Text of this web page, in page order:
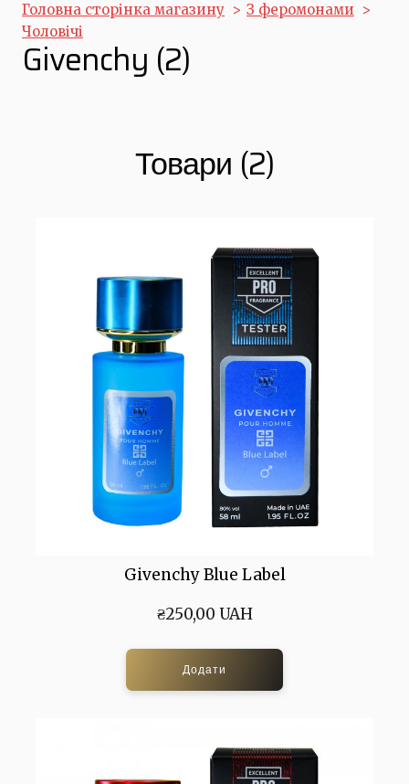
Головна сторінка магазину
З феромонами
Чоловічі
Givenchy (2)
Товари (2)
Givenchy Blue Label
₴250,00 UAH
Додати